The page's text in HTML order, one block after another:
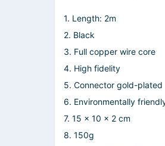
1. Length: 2m
2. Black
3. Full copper wire core
4. High fidelity
5. Connector gold-plated
6. Environmentally
7. 15 x 10 x 2 cm
8. 150g